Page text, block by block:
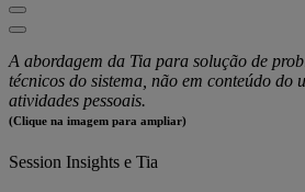
A abordagem da Tia para solução de
técnicos do sistema, não em conteúdo do
atividades pessoais.
(Clique na imagem para ampliar)
Session Insights e Tia